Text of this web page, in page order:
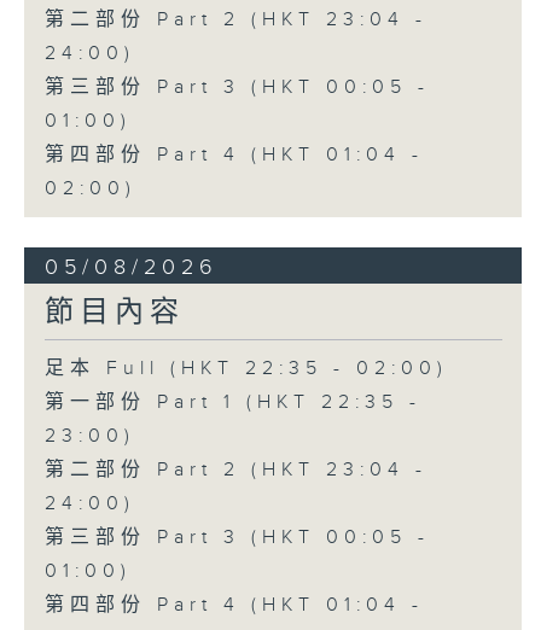
第二部份 Part 2 (HKT 23:04 -
24:00)
第三部份 Part 3 (HKT 00:05 -
01:00)
第四部份 Part 4 (HKT 01:04 -
02:00)
05/08/2026
節目內容
足本 Full (HKT 22:35 - 02:00)
第一部份 Part 1 (HKT 22:35 -
23:00)
第二部份 Part 2 (HKT 23:04 -
24:00)
第三部份 Part 3 (HKT 00:05 -
01:00)
第四部份 Part 4 (HKT 01:04 -